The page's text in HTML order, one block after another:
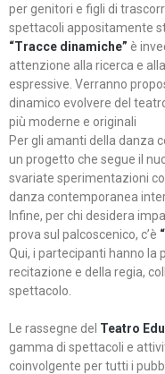
per genitori e figli di
spettacoli appositamente
“Tracce dinamiche” è
attenzione alla ricerca e
espressive. Verranno
dinamico evolvere del
più moderne e originali
Per gli amanti della danza
un progetto che segue il
svariate sperimentazioni
danza contemporanea
Infine, per chi desidera
prova sul palcoscenico, c’è
Qui, i partecipanti hanno la
recitazione e della regia,
spettacolo.
Le rassegne del Teatro
gamma di spettacoli e
coinvolgente per tutti i